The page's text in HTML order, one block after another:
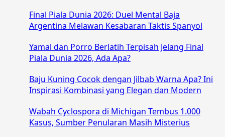
Final Piala Dunia 2026: Duel Mental Baja
Argentina Melawan Kesabaran Taktis Spanyol
Yamal dan Porro Berlatih Terpisah Jelang Final
Piala Dunia 2026, Ada Apa?
Baju Kuning Cocok dengan Jilbab Warna Apa? Ini
Inspirasi Kombinasi yang Elegan dan Modern
Wabah Cyclospora di Michigan Tembus 1.000
Kasus, Sumber Penularan Masih Misterius